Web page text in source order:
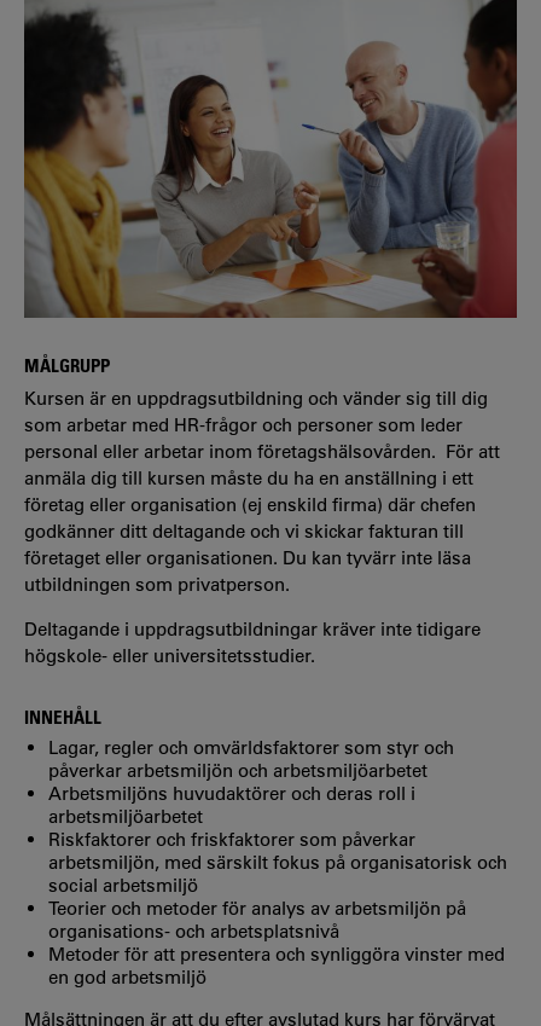
MÅLGRUPP
Kursen är en uppdragsutbildning och vänder sig till dig
som arbetar med HR-frågor och personer som leder
personal eller arbetar inom företagshälsovården. För att
anmäla dig till kursen måste du ha en anställning i ett
företag eller organisation (ej enskild firma) där chefen
godkänner ditt deltagande och vi skickar fakturan till
företaget eller organisationen. Du kan tyvärr inte läsa
utbildningen som privatperson.
Deltagande i uppdragsutbildningar kräver inte tidigare
högskole- eller universitetsstudier.
INNEHÅLL
Lagar, regler och omvärldsfaktorer som styr och
påverkar arbetsmiljön och arbetsmiljöarbetet
Arbetsmiljöns huvudaktörer och deras roll i
arbetsmiljöarbetet
Riskfaktorer och friskfaktorer som påverkar
arbetsmiljön, med särskilt fokus på organisatorisk och
social arbetsmiljö
Teorier och metoder för analys av arbetsmiljön på
organisations- och arbetsplatsnivå
Metoder för att presentera och synliggöra vinster med
en god arbetsmiljö
Målsättningen är att du efter avslutad kurs har förvärvat